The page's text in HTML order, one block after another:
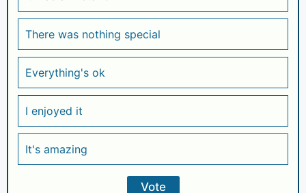
k
There was nothing special
Everything's ok
I enjoyed it
It's amazing